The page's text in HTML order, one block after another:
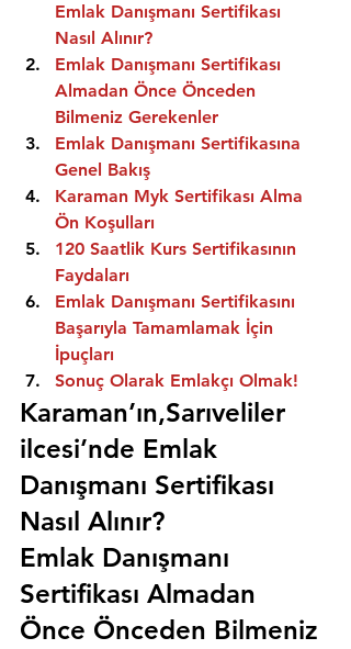
Emlak Danışmanı Sertifikası
Nasıl Alınır?
Emlak Danışmanı Sertifikası
Almadan Önce Önceden
Bilmeniz Gerekenler
Emlak Danışmanı Sertifikasına
Genel Bakış
Karaman Myk Sertifikası Alma
Ön Koşulları
120 Saatlik Kurs Sertifikasının
Faydaları
Emlak Danışmanı Sertifikasını
Başarıyla Tamamlamak İçin
İpuçları
Sonuç Olarak Emlakçı Olmak!
Karaman’ın,Sarıveliler
ilcesi’nde Emlak
Danışmanı Sertifikası
Nasıl Alınır?
Emlak Danışmanı
Sertifikası Almadan
Önce Önceden Bilmeniz